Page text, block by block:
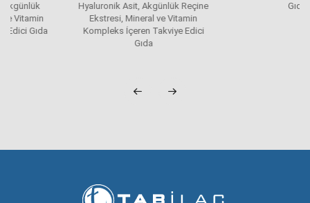
Hyaluronik Asit, Akgünlük Reçine
Ekstresi, Mineral ve Vitamin
Kompleks İçeren Takviye Edici